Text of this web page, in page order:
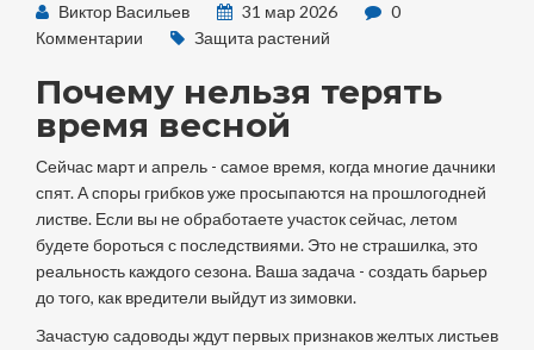
Виктор Васильев 31 мар 2026
0
Комментарии
Защита растений
Почему нельзя терять
время весной
Сейчас март и апрель - самое время, когда многие дачники
спят. А споры грибков уже просыпаются на прошлогодней
листве. Если вы не обработаете участок сейчас, летом
будете бороться с последствиями. Это не страшилка, это
реальность каждого сезона. Ваша задача - создать барьер
до того, как вредители выйдут из зимовки.
Зачастую садоводы ждут первых признаков желтых листьев